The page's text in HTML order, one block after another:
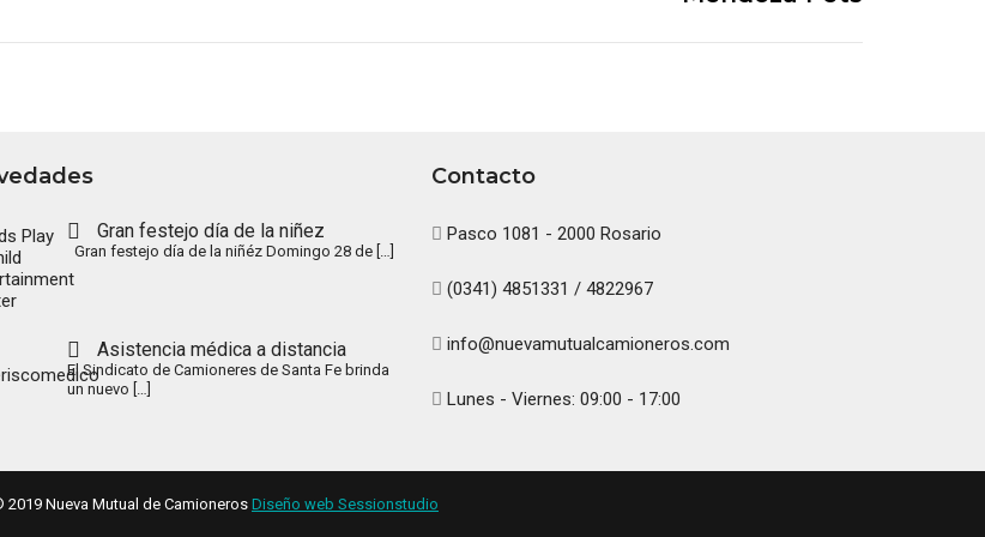
Gran festejo día de la niñez
Gran festejo día de la niñéz Domingo 28 de […]
Asistencia médica a distancia
El Sindicato de Camioneres de Santa Fe brinda
un nuevo […]
Contacto
Pasco 1081 - 2000 Rosario
(0341) 4851331 / 4822967
info@nuevamutualcamioneros.com
Lunes - Viernes: 09:00 - 17:00
Nueva Mutual de Camioneros Diseño web Sessionstudio